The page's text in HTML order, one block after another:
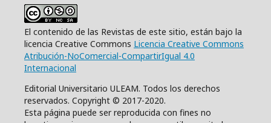
El contenido de las Revistas de este sitio, están bajo la
licencia Creative Commons Licencia Creative Commons
Atribución-NoComercial-CompartirIgual 4.0
Internacional
Editorial Universitario ULEAM. Todos los derechos
reservados. Copyright © 2017-2020.
Esta página puede ser reproducida con fines no